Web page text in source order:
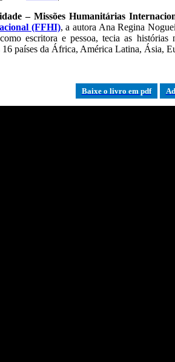
‒ Missões Humanitárias
(FFHI), a autora Ana Regina
escritora e pessoa, tecia as
países da África, América Latina, Ásia,
Baixe o livro em pdf